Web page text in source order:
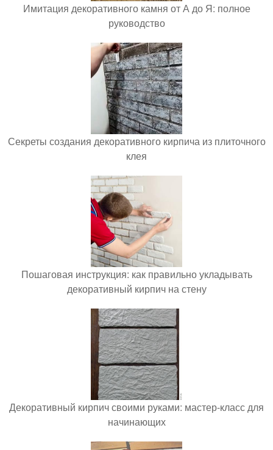
Имитация декоративного камня от А до Я: полное
руководство
Секреты создания декоративного кирпича из плиточного
клея
Пошаговая инструкция: как правильно укладывать
декоративный кирпич на стену
Декоративный кирпич своими руками: мастер-класс для
начинающих